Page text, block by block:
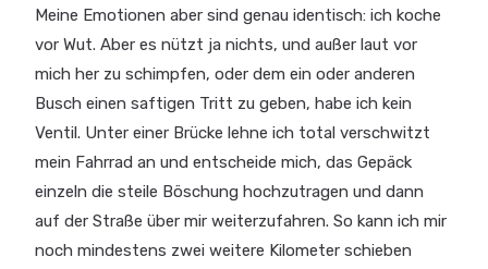
Meine Emotionen aber sind genau identisch: ich koche
vor Wut. Aber es nützt ja nichts, und außer laut vor
mich her zu schimpfen, oder dem ein oder anderen
Busch einen saftigen Tritt zu geben, habe ich kein
Ventil. Unter einer Brücke lehne ich total verschwitzt
mein Fahrrad an und entscheide mich, das Gepäck
einzeln die steile Böschung hochzutragen und dann
auf der Straße über mir weiterzufahren. So kann ich mir
noch mindestens zwei weitere Kilometer schieben